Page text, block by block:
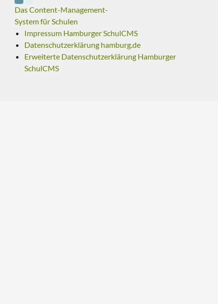
Das Content-Management-
System für Schulen
Impressum Hamburger SchulCMS
Datenschutzerklärung hamburg.de
Erweiterte Datenschutzerklärung Hamburger
SchulCMS